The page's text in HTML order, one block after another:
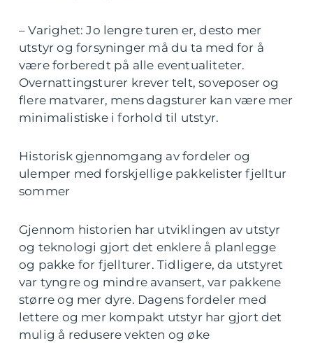
– Varighet: Jo lengre turen er, desto mer
utstyr og forsyninger må du ta med for å
være forberedt på alle eventualiteter.
Overnattingsturer krever telt, soveposer og
flere matvarer, mens dagsturer kan være mer
minimalistiske i forhold til utstyr.
Historisk gjennomgang av fordeler og
ulemper med forskjellige pakkelister fjelltur
sommer
Gjennom historien har utviklingen av utstyr
og teknologi gjort det enklere å planlegge
og pakke for fjellturer. Tidligere, da utstyret
var tyngre og mindre avansert, var pakkene
større og mer dyre. Dagens fordeler med
lettere og mer kompakt utstyr har gjort det
mulig å redusere vekten og øke